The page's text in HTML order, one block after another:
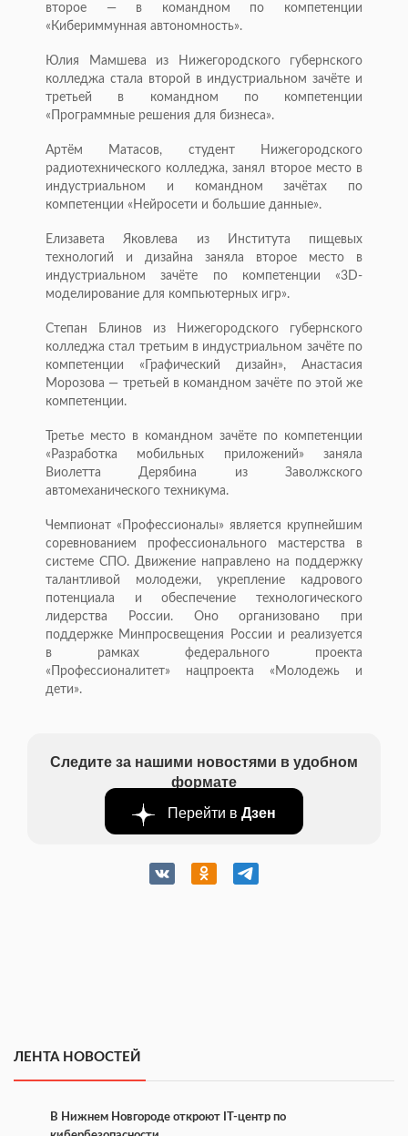
второе — в командном по компетенции
«Кибериммунная автономность».
Юлия Мамшева из Нижегородского губернского
колледжа стала второй в индустриальном зачёте и
третьей в командном по компетенции
«Программные решения для бизнеса».
Артём Матасов, студент Нижегородского
радиотехнического колледжа, занял второе место в
индустриальном и командном зачётах по
компетенции «Нейросети и большие данные».
Елизавета Яковлева из Института пищевых
технологий и дизайна заняла второе место в
индустриальном зачёте по компетенции «3D-
моделирование для компьютерных игр».
Степан Блинов из Нижегородского губернского
колледжа стал третьим в индустриальном зачёте по
компетенции «Графический дизайн», Анастасия
Морозова — третьей в командном зачёте по этой же
компетенции.
Третье место в командном зачёте по компетенции
«Разработка мобильных приложений» заняла
Виолетта Дерябина из Заволжского
автомеханического техникума.
Чемпионат «Профессионалы» является крупнейшим
соревнованием профессионального мастерства в
системе СПО. Движение направлено на поддержку
талантливой молодежи, укрепление кадрового
потенциала и обеспечение технологического
лидерства России. Оно организовано при
поддержке Минпросвещения России и реализуется
в рамках федерального проекта
«Профессионалитет» нацпроекта «Молодежь и
дети».
Следите за нашими новостями в удобном
формате
Перейти в Дзен
ЛЕНТА НОВОСТЕЙ
В Нижнем Новгороде откроют IT-центр по